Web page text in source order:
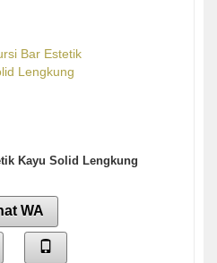
Kayu Solid Lengkung
WA